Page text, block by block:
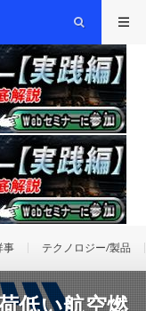
事 テクノロジー/製品
低い航空燃